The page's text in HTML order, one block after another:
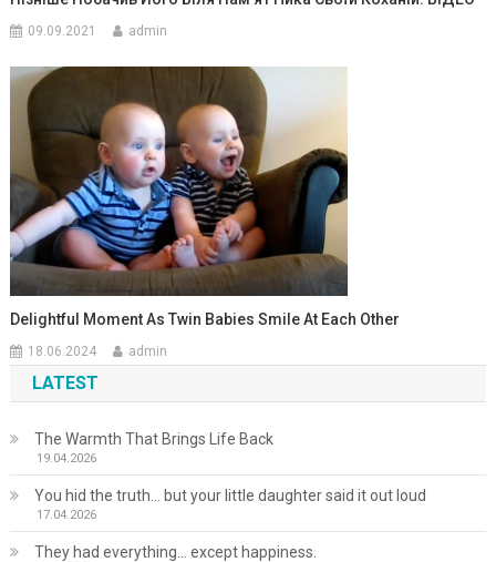
09.09.2021 admin
Delightful Moment As Twin Babies Smile At Each Other
18.06.2024 admin
LATEST
The Warmth That Brings Life Back
19.04.2026
You hid the truth… but your little daughter said it out loud
17.04.2026
They had everything… except happiness.